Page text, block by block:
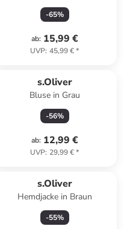
-65%
ab: 15,99 €
UVP: 45,99 €*
s.Oliver
Bluse in Grau
-56%
ab: 12,99 €
UVP: 29,99 €*
s.Oliver
Hemdjacke in Braun
-55%